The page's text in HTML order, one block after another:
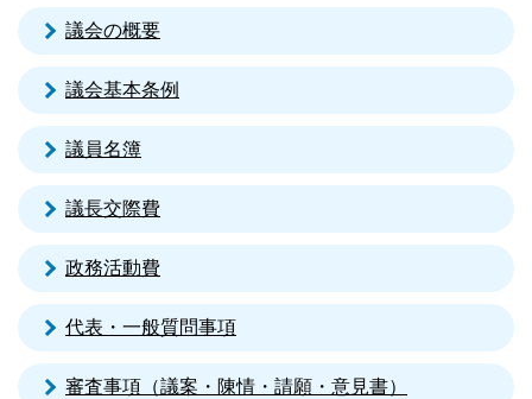
議会の概要
議会基本条例
議員名簿
議長交際費
政務活動費
代表・一般質問事項
審査事項（議案・陳情・請願・意見書）